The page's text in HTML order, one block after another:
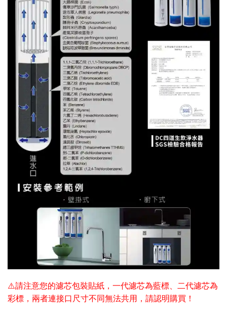
⚠️請注意您的濾芯包裝貼紙，一代濾芯為藍標、二代濾芯為
彩標，兩者連接口尺寸不同無法共用，請認明購買！